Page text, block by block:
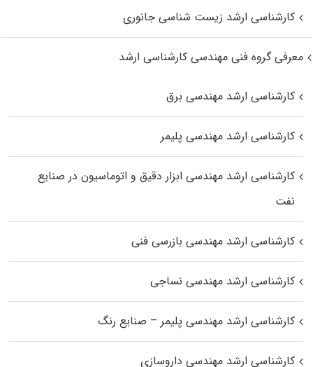
کارشناسی ارشد زیست‌ شناسی جانوری
معرفی گروه فنی مهندسی کارشناسی ارشد
کارشناسی ارشد مهندسی برق
کارشناسی ارشد مهندسی پلیمر
کارشناسی ارشد مهندسی ابزار دقیق و اتوماسیون در صنایع
نفت
کارشناسی ارشد مهندسی بازرسی فنی
کارشناسی ارشد مهندسی نساجی
کارشناسی ارشد مهندسی پلیمر – صنایع رنگ
کارشناسی ارشد مهندسی داروسازی